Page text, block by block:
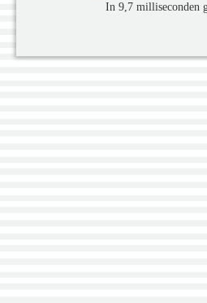
In 9,7 milliseconden